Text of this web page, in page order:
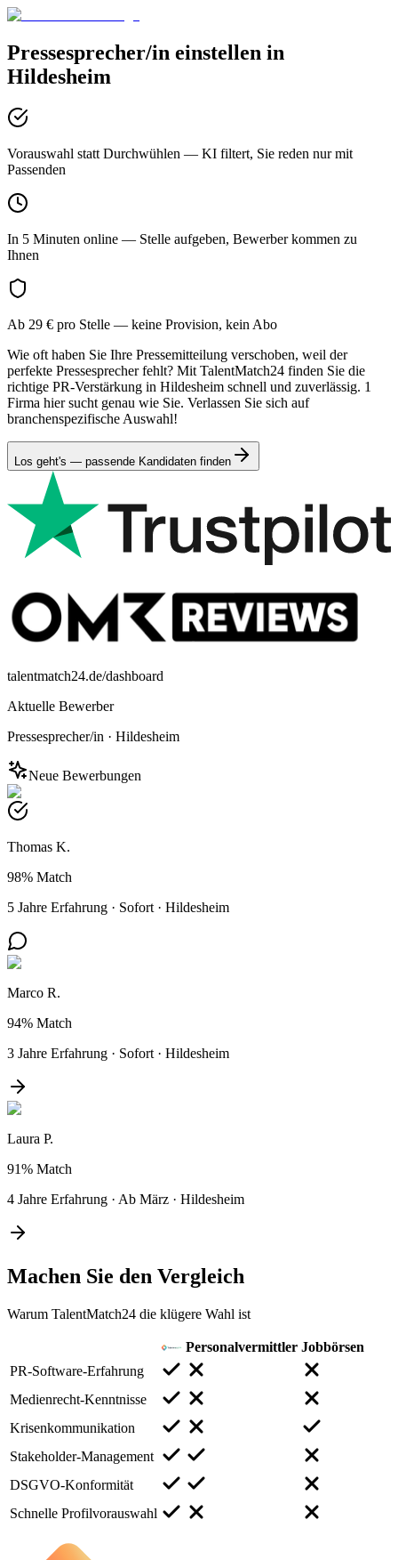
Pressesprecher/in einstellen in
Hildesheim
Vorauswahl statt Durchwühlen — KI filtert, Sie reden nur mit
Passenden
In 5 Minuten online — Stelle aufgeben, Bewerber kommen zu
Ihnen
Ab 29 € pro Stelle — keine Provision, kein Abo
Wie oft haben Sie Ihre Pressemitteilung verschoben, weil der
perfekte Pressesprecher fehlt? Mit TalentMatch24 finden Sie die
richtige PR-Verstärkung in Hildesheim schnell und zuverlässig. 1
Firma hier sucht genau wie Sie. Verlassen Sie sich auf
branchenspezifische Auswahl!
Los geht's — passende Kandidaten finden
talentmatch24.de/dashboard
Aktuelle Bewerber
Pressesprecher/in · Hildesheim
Neue Bewerbungen
Thomas K.
98% Match
5 Jahre Erfahrung · Sofort · Hildesheim
Marco R.
94% Match
3 Jahre Erfahrung · Sofort · Hildesheim
Laura P.
91% Match
4 Jahre Erfahrung · Ab März · Hildesheim
Machen Sie den Vergleich
Warum TalentMatch24 die klügere Wahl ist
Personalvermittler Jobbörsen
PR-Software-Erfahrung
Medienrecht-Kenntnisse
Krisenkommunikation
Stakeholder-Management
DSGVO-Konformität
Schnelle Profilvorauswahl